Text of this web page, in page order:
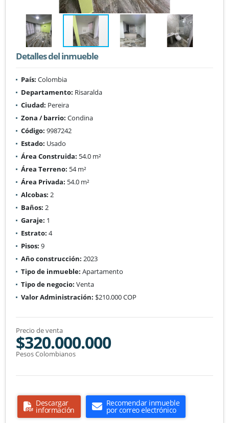
Detalles del inmueble
País: Colombia
Departamento: Risaralda
Ciudad: Pereira
Zona / barrio: Condina
Código: 9987242
Estado: Usado
Área Construida: 54.0 m²
Área Terreno: 54 m²
Área Privada: 54.0 m²
Alcobas: 2
Baños: 2
Garaje: 1
Estrato: 4
Pisos: 9
Año construcción: 2023
Tipo de inmueble: Apartamento
Tipo de negocio: Venta
Valor Administración: $210.000 COP
Precio de venta
$320.000.000
Pesos Colombianos
Descargar
información
Recomendar inmueble
por correo electrónico